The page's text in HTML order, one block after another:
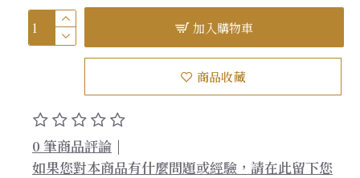
0 筆商品評論 |
如果您對本商品有什麼問題或經驗，請在此留下您
加入購物車
商品收藏